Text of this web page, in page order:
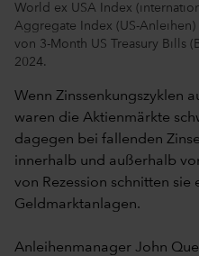
World ex USA Index
Aggregate Index (US-
von 3-Month US Treasury Bills
2024.
Wenn Zinssenkungszyklen
waren die Aktienmärkte
dagegen bei fallenden
innerhalb und außerhalb
von Rezession schnitten sie
Geldmarktanlagen.
Anleihenmanager John